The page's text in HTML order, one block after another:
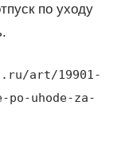
по уходу
art/19901-
uhode-za-